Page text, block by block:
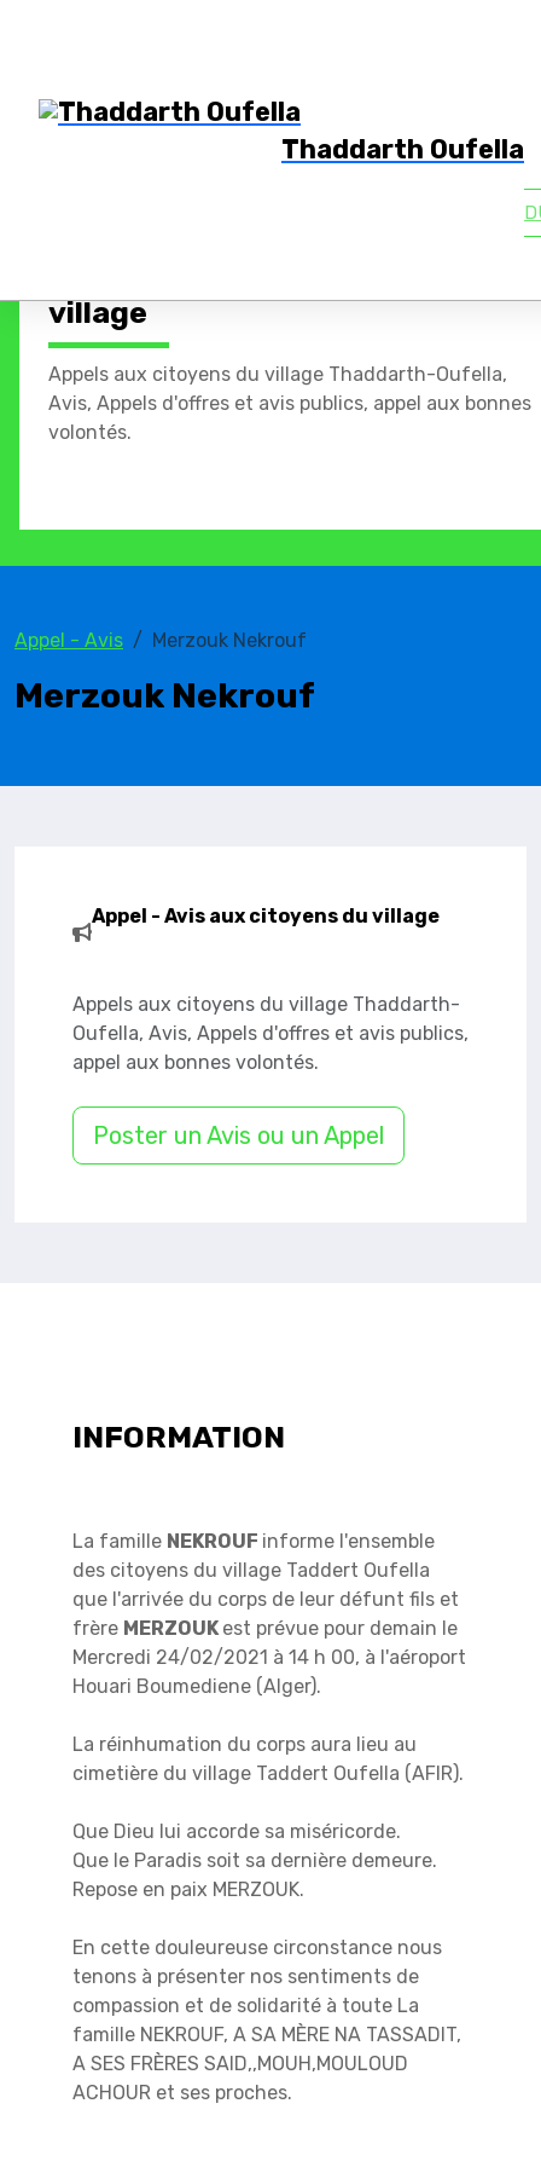
Thaddarth Oufella
village
Appels aux citoyens du village Thaddarth-Oufella,
Avis, Appels d'offres et avis publics, appel aux bonnes
volontés.
Appel - Avis Merzouk Nekrouf
Merzouk Nekrouf
Appel - Avis aux citoyens du village
Appels aux citoyens du village Thaddarth-
Oufella, Avis, Appels d'offres et avis publics,
appel aux bonnes volontés.
Poster un Avis ou un Appel
INFORMATION
La famille NEKROUF informe l'ensemble
des citoyens du village Taddert Oufella
que l'arrivée du corps de leur défunt fils et
frère MERZOUKest prévue pour demain le
Mercredi 24/02/2021 à 14 h 00, à l'aéroport
Houari Boumediene (Alger).
La réinhumation du corps aura lieu au
cimetière du village Taddert Oufella (AFIR).
Que Dieu lui accorde sa miséricorde.
Que le Paradis soit sa dernière demeure.
Repose en paix MERZOUK.
En cette douleureuse circonstance nous
tenons à présenter nos sentiments de
compassion et de solidarité à toute La
famille NEKROUF, A SA MÈRE NA TASSADIT,
A SES FRÈRES SAID,,MOUH,MOULOUD
ACHOUR et ses proches.